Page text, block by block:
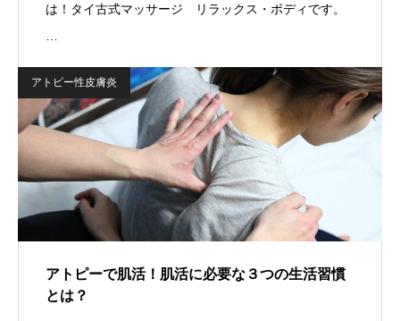
は！タイ古式マッサージ リラックス・ボディです。
アトピー性皮膚炎
アトピーで肌活！肌活に必要な３つの生活習慣
とは？